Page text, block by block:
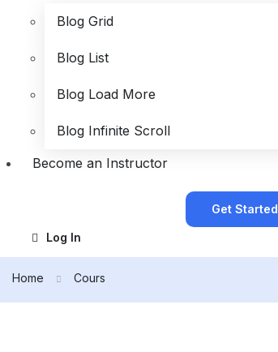
Blog Grid
Blog List
Blog Load More
Blog Infinite Scroll
Become an Instructor
Get Started
Log In
Home Cours